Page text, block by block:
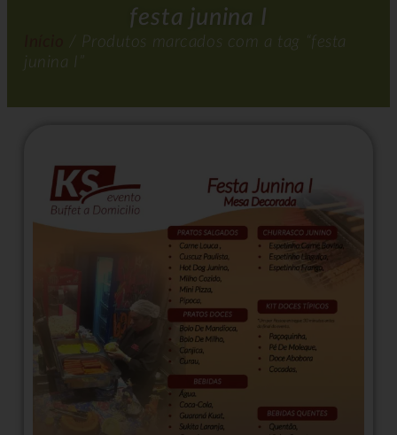
festa junina I
/ Produtos marcados com a tag “festa
junina I”